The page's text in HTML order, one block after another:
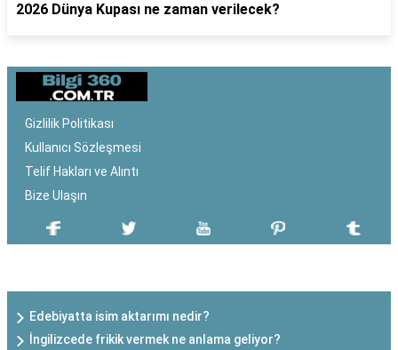
2026 Dünya Kupası ne zaman verilecek?
Gizlilik Politikası
Kullanıcı Sözleşmesi
Telif Hakları ve Alıntı
Bize Ulaşın
Edebiyatta isim aktarımı nedir?
İngilizcede frikik vermek ne anlama geliyor?